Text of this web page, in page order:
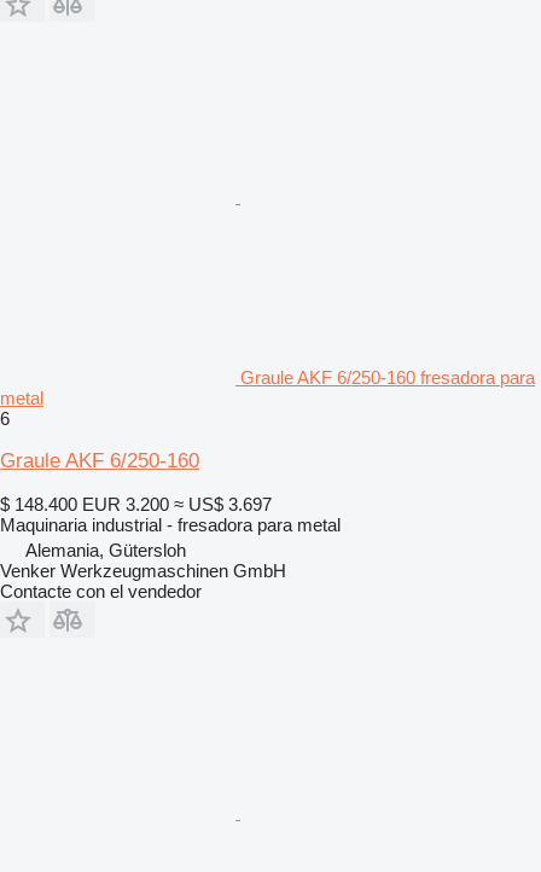
Graule AKF 6/250-160 fresadora para
metal
6
Graule AKF 6/250-160
$ 148.400 EUR 3.200 ≈ US$ 3.697
Maquinaria industrial - fresadora para metal
Alemania, Gütersloh
Venker Werkzeugmaschinen GmbH
Contacte con el vendedor